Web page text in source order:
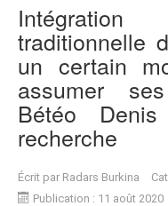
traditionnelle
un certain
assumer
Bétéo
recherche
Écrit par Radars Burkina
Publication : 11 août 2020